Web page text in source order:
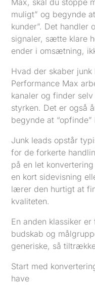
Max, skal du stoppe
muligt” og begynde
kunder”. Det handler
signaler, sætte klare
ender i omsætning,
Hvad der skaber
Performance Max
kanaler og finder
styrken. Det er også
begynde at
Junk leads opstår
for de forkerte
på en let
en kort sidevisning
lærer den hurtigt at
kvaliteten.
En anden klassiker
budskab og
generiske, så
Start med
have